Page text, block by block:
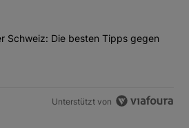
Titel "Tanken in der Schweiz: Die
Schweiz: Die besten Tipps gegen
Unterstützt von